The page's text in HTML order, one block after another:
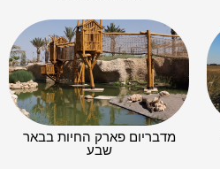
מדבריום פארק החיות בבאר
שבע